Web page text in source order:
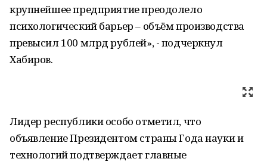
крупнейшее предприятие преодолело
психологический барьер – объём производства
превысил 100 млрд рублей», - подчеркнул
Хабиров.
Лидер республики особо отметил, что
объявление Президентом страны Года науки и
технологий подтверждает главные